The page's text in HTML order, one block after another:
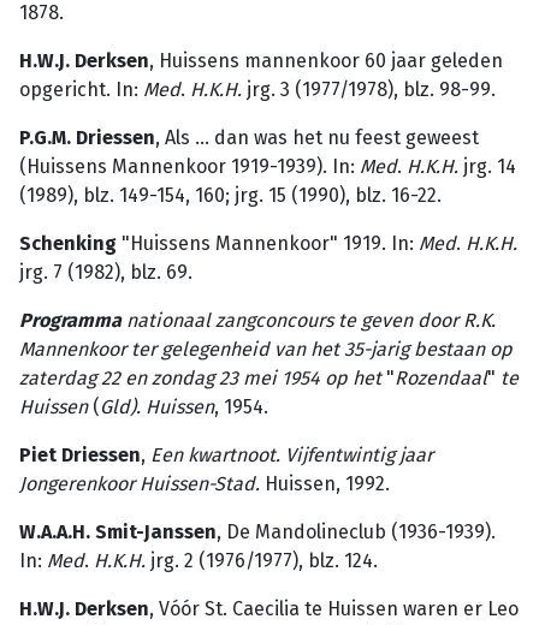
1878.
H.W.J. Derksen, Huissens mannenkoor 60 jaar geleden
opgericht. In: Med. H.K.H. jrg. 3 (1977/1978), blz. 98-99.
P.G.M. Driessen, Als ... dan was het nu feest geweest
(Huissens Mannen­koor 1919-1939). In: Med. H.K.H. jrg. 14
(1989), blz. 149-154, 160; jrg. 15 (1990), blz. 16-22.
Schenking "Huissens Mannenkoor" 1919. In: Med. H.K.H.
jrg. 7 (1982), blz. 69.
Programma nationaal zangconcours te geven door R.K.
Mannenkoor ter gelegenheid van het 35-jarig bestaan op
zaterdag 22 en zondag 23 mei 1954 op het"Rozendaal" te
Huissen(Gld). Huissen, 1954.
Piet Driessen, Een kwartnoot. Vijfentwintig jaar
Jongerenkoor Huissen-Stad. Huissen, 1992.
W.A.A.H. Smit-Janssen, De Mandolineclub (1936-1939).
In: Med. H.K.H. jrg. 2 (1976/1977), blz. 124.
H.W.J. Derksen, Vóór St. Caecilia te Huissen waren er Leo